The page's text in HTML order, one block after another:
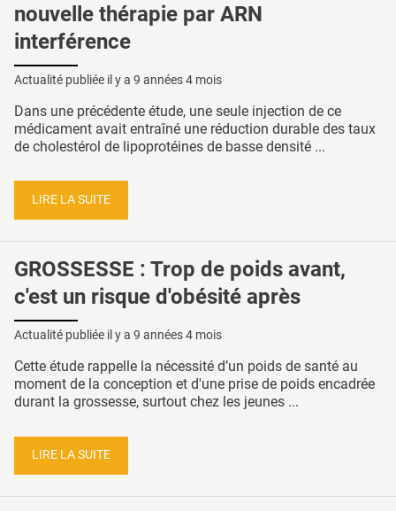
nouvelle thérapie par ARN
interférence
Actualité publiée il y a 9 années 4 mois
Dans une précédente étude, une seule injection de ce
médicament avait entraîné une réduction durable des taux
de cholestérol de lipoprotéines de basse densité ...
LIRE LA SUITE
GROSSESSE : Trop de poids avant,
c'est un risque d'obésité après
Actualité publiée il y a 9 années 4 mois
Cette étude rappelle la nécessité d’un poids de santé au
moment de la conception et d'une prise de poids encadrée
durant la grossesse, surtout chez les jeunes ...
LIRE LA SUITE